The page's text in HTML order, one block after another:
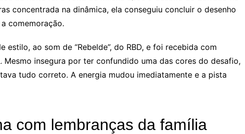
concentrada na dinâmica, ela conseguiu concluir o desenho
comemoração.
estilo, ao som de “Rebelde”, do RBD, e foi recebida com
Mesmo insegura por ter confundido uma das cores do desafio,
tudo correto. A energia mudou imediatamente e a pista
com lembranças da família